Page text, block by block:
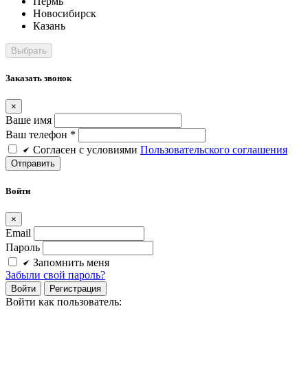
Новосибирск
Казань
Заказать звонок
×
Ваше имя
Ваш телефон *
Cогласен c условиями Пользовательского соглашения
Войти
×
Email
Пароль
Запомнить меня
Забыли свой пароль?
Войти Регистрация
Войти как пользователь: